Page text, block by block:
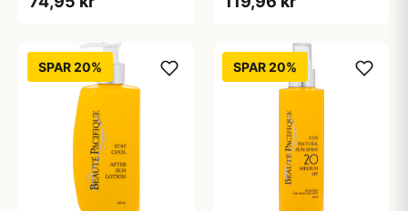
SPAR 20% SPAR 20%